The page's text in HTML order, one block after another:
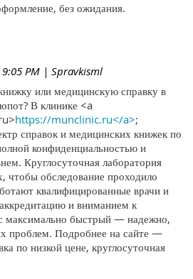
без ожидания.
PM | Spravkisml
или медицинскую справку в
В клинике <a
https://munclinic.ru</a>;
справок и медицинских книжек по
конфиденциальностью и
Круглосуточная лаборатория
чтобы обследование проходило
квалифицированные врачи и
и вниманием к
максимально быстрый — надежно,
проблем. Подробнее на сайте —
по низкой цене, круглосуточная